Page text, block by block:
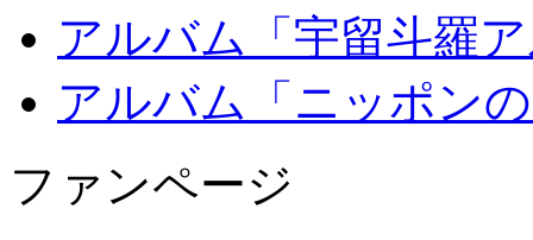
アルバム「宇留斗羅
アルバム「ニッポン
ファンページ